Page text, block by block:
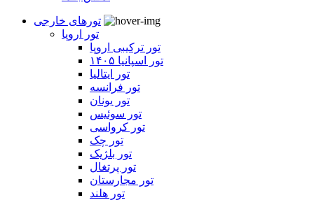
تورهای خارجی
تور اروپا
تور ترکیبی اروپا
تور اسپانیا ۱۴۰۵
تور ایتالیا
تور فرانسه
تور یونان
تور سوئیس
تور کرواسی
تور چک
تور بلژیک
تور پرتغال
تور مجارستان
تور هلند